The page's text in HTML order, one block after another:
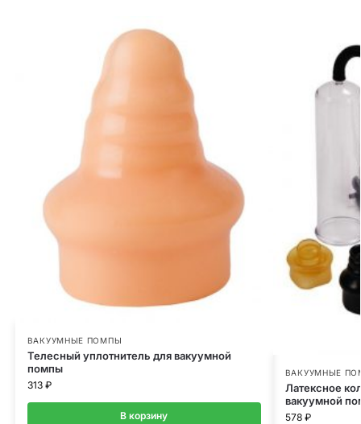
ВАКУУМНЫЕ ПОМПЫ
Телесный уплотнитель для вакуумной
помпы
313 ₽
В корзину
ВАКУУМНЫЕ
Латексное
вакуумной
578 ₽